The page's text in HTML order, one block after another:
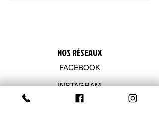
NOS RÉSEAUX
FACEBOOK
INSTAGRAM
YOUTUBE